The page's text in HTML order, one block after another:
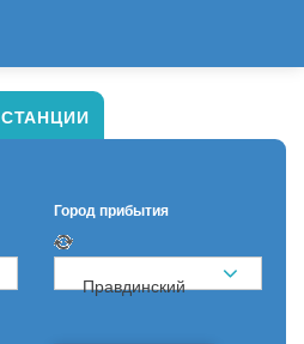
СТАНЦИИ
Город прибытия
Правдинский